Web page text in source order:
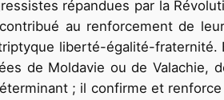
répandues par la
au renforcement de
liberté-égalité-
de Moldavie ou de Valachie,
; il confirme et renforce